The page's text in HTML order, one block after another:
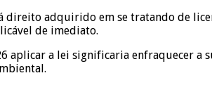
direito adquirido em se tratando de
de imediato.
aplicar a lei significaria enfraquecer